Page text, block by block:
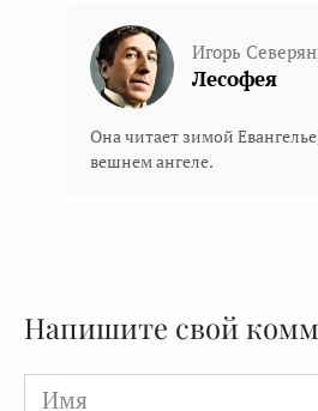
Игорь
Лесофея
Она читает зимой
вешнем ангеле.
Напишите свой
Имя